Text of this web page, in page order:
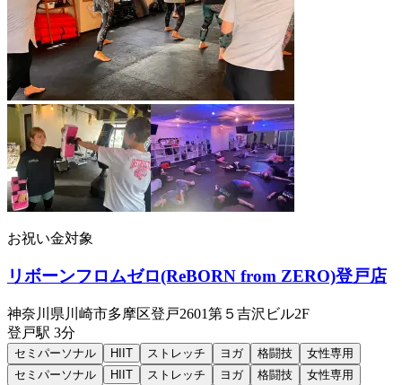
お祝い金対象
リボーンフロムゼロ(ReBORN from ZERO)登戸店
神奈川県川崎市多摩区登戸2601第５吉沢ビル2F
登戸駅 3分
セミパーソナル HIIT ストレッチ ヨガ 格闘技
女性専用
セミパーソナル
HIIT ストレッチ ヨガ 格闘技 女性専用